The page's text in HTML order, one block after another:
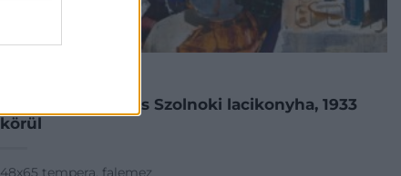
Aba-Novák Vilmos Szolnoki lacikonyha, 1933
körül
48x65 tempera, falemez